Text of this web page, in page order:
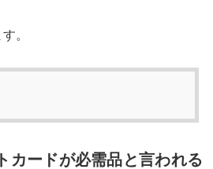
。
カードが必需品と言われる